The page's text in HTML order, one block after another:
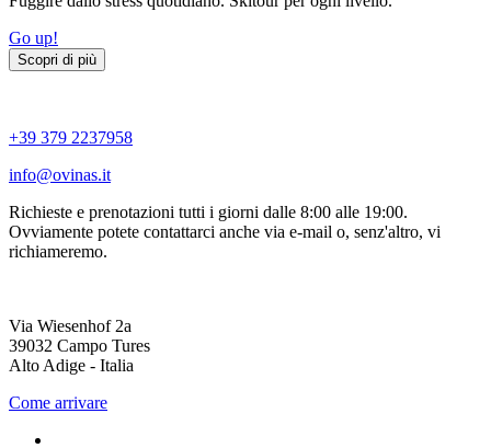
Go up!
Scopri di più
+39 379 2237958
info@ovinas.it
Richieste e prenotazioni tutti i giorni dalle 8:00 alle 19:00.
Ovviamente potete contattarci anche via e-mail o, senz'altro, vi
richiameremo.
Via Wiesenhof 2a
39032 Campo Tures
Alto Adige - Italia
Come arrivare